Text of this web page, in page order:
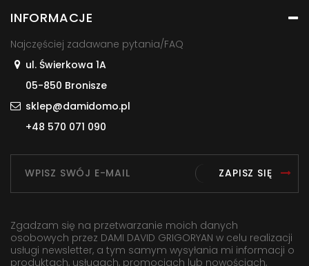
INFORMACJE
Najczęściej zadawane pytania/FAQ
ul. Świerkowa 1A
05-850 Bronisze
sklep@damidomo.pl
+48 570 071 090
ZAPISZ SIĘ
Zgadzam się na przetwarzanie moich danych
osobowych przez DAMI DAVID GRIGORYAN w celu realizacji
usługi newsletter, a tym samym wysyłania mi informacji o
produktach, usługach, promocjach lub nowościach,